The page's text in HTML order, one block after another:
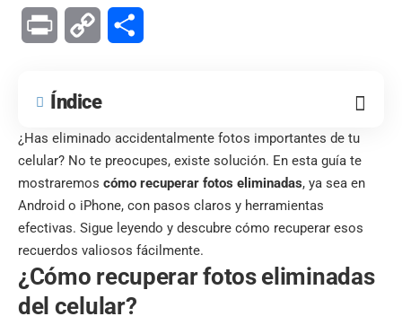
Print Copy
Índice
¿Has eliminado accidentalmente fotos importantes de tu
celular? No te preocupes, existe solución. En esta guía te
mostraremos cómo recuperar fotos eliminadas, ya sea en
Android o iPhone, con pasos claros y herramientas
efectivas. Sigue leyendo y descubre cómo recuperar esos
recuerdos valiosos fácilmente.
¿Cómo recuperar fotos eliminadas
del celular?